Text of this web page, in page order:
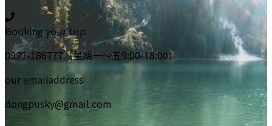
Booking your trip
0927-186777（星期一～五9:00-18:00）
our emailaddress
dongpusky@gmail.com